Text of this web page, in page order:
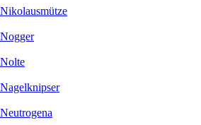
Nikolausmütze
Nogger
Nolte
Nagelknipser
Neutrogena